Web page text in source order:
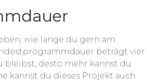
wie lange du gern am
beträgt vier
bleibst, desto mehr kannst du
kannst du dieses Projekt auch